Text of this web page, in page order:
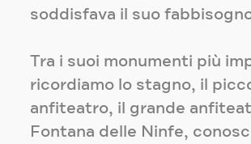
soddisfava il suo
Tra i suoi monumenti più
ricordiamo lo stagno, il
anfiteatro, il grande
Fontana delle Ninfe,